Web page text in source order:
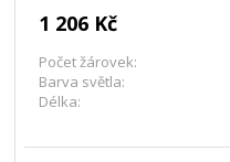
1 206 Kč
Počet žárovek:
Barva světla:
Délka: